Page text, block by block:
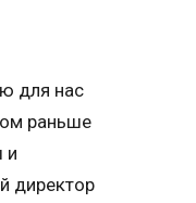
для нас
раньше
и
директор